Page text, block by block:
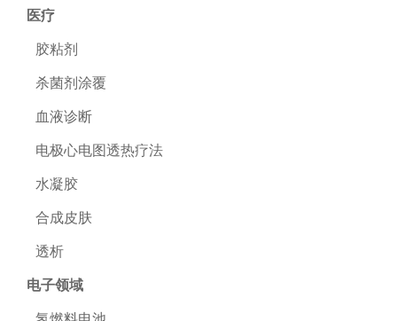
医疗
胶粘剂
杀菌剂涂覆
血液诊断
电极心电图透热疗法
水凝胶
合成皮肤
透析
电子领域